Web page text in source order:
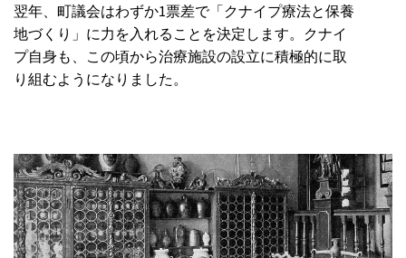
翌年、町議会はわずか1票差で「クナイプ療法と保養
地づくり」に力を入れることを決定します。クナイ
プ自身も、この頃から治療施設の設立に積極的に取
り組むようになりました。